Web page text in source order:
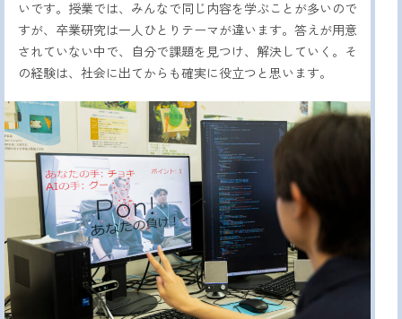
いです。授業では、みんなで同じ内容を学ぶことが多いので
すが、卒業研究は一人ひとりテーマが違います。答えが用意
されていない中で、自分で課題を見つけ、解決していく。そ
の経験は、社会に出てからも確実に役立つと思います。